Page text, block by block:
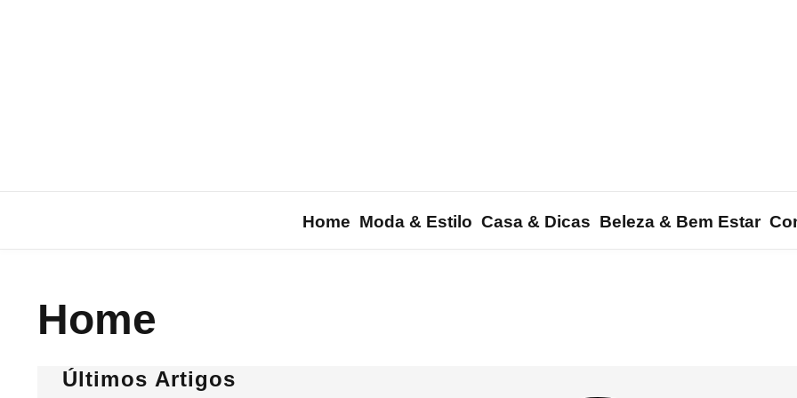
Home Moda & Estilo Casa & Dicas Beleza & Bem Estar
Home
Últimos Artigos